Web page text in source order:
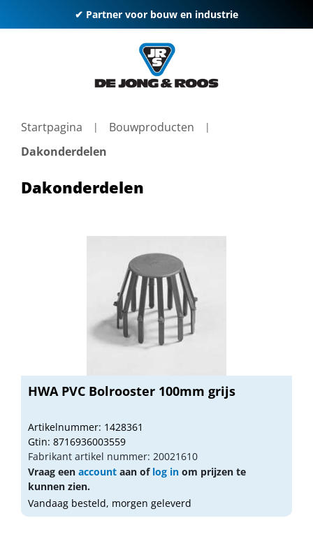
✔ Partner voor bouw en industrie
Startpagina
Bouwproducten
Dakonderdelen
Dakonderdelen
HWA PVC Bolrooster 100mm grijs
Artikelnummer: 1428361
Gtin: 8716936003559
Fabrikant artikel nummer: 20021610
Vraag een account aan of log in om prijzen te
kunnen zien.
Vandaag besteld, morgen geleverd